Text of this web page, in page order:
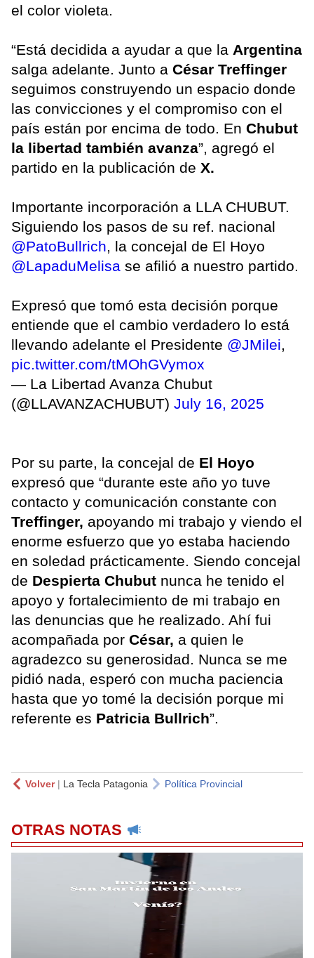
el color violeta.
“Está decidida a ayudar a que la Argentina
salga adelante. Junto a César Treffinger
seguimos construyendo un espacio donde
las convicciones y el compromiso con el
país están por encima de todo. En Chubut
la libertad también avanza”, agregó el
partido en la publicación de X.
Importante incorporación a LLA CHUBUT.
Siguiendo los pasos de su ref. nacional
@PatoBullrich, la concejal de El Hoyo
@LapaduMelisa se afilió a nuestro partido.
Expresó que tomó esta decisión porque
entiende que el cambio verdadero lo está
llevando adelante el Presidente @JMilei,
pic.twitter.com/tMOhGVymox
— La Libertad Avanza Chubut
(@LLAVANZACHUBUT) July 16, 2025
Por su parte, la concejal de El Hoyo
expresó que “durante este año yo tuve
contacto y comunicación constante con
Treffinger, apoyando mi trabajo y viendo el
enorme esfuerzo que yo estaba haciendo
en soledad prácticamente. Siendo concejal
de Despierta Chubut nunca he tenido el
apoyo y fortalecimiento de mi trabajo en
las denuncias que he realizado. Ahí fui
acompañada por César, a quien le
agradezco su generosidad. Nunca se me
pidió nada, esperó con mucha paciencia
hasta que yo tomé la decisión porque mi
referente es Patricia Bullrich”.
Volver| La Tecla Patagonia Política Provincial
OTRAS NOTAS